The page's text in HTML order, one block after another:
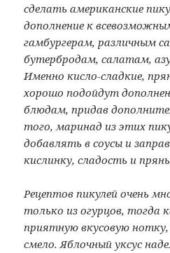
сделать американские
дополнение к
гамбургерам, различным
бутербродам, салатам,
Именно кисло-сладкие,
хорошо подойдут
блюдам, придав
того, маринад из этих
добавлять в соусы и
кислинку, сладость и
Рецептов пикулей очень
только из огурцов, тогда
приятную вкусовую
смело. Яблочный уксус